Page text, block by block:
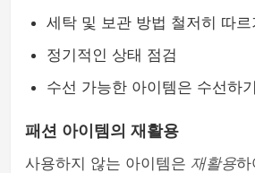
세탁 및 보관 방법 철저히 따르
정기적인 상태 점검
수선 가능한 아이템은 수선하기
패션 아이템의 재활용
사용하지 않는 아이템은 재활용하